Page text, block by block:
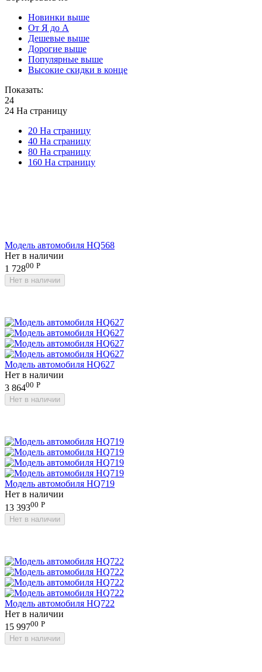
Новинки выше
От Я до А
Дешевые выше
Дорогие выше
Популярные выше
Высокие скидки в конце
Показать:
24
24 На страницу
20 На страницу
40 На страницу
80 На страницу
160 На страницу
Модель автомобиля HQ568
Нет в наличии
1 72800 Р
Нет в наличии
Модель автомобиля HQ627
Нет в наличии
3 86400 Р
Нет в наличии
Модель автомобиля HQ719
Нет в наличии
13 39300 Р
Нет в наличии
Модель автомобиля HQ722
Нет в наличии
15 99700 Р
Нет в наличии